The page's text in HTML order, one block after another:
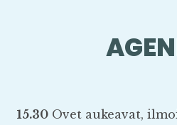
15.30 Ovet aukeavat,